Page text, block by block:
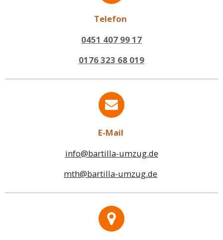
Telefon
0451 407 99 17
0176 323 68 019
E-Mail
info@bartilla-umzug.de
mth@bartilla-umzug.de